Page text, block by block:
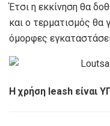
Έτσι η εκκίνηση θα
και ο τερματισμός θα
όμορφες
Η χρήση leash είναι